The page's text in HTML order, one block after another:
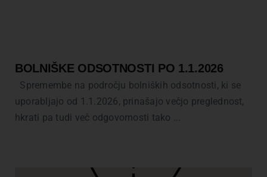
Trgovina
BOLNIŠKE ODSOTNOSTI PO 1.1.2026
Spremembe na področju bolniških odsotnosti, ki se
uporabljajo od 1.1.2026, prinašajo večjo preglednost,
hkrati pa tudi več odgovornosti tako ...